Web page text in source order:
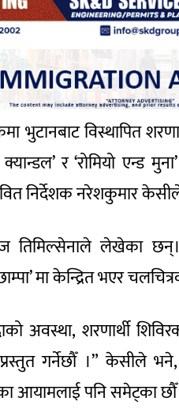
विस्थापित
र ‘रोमियो एन्ड
निर्देशक नरेशकुमार केसीले
तिमिल्सेनाले लेखेका
मा केन्द्रित भएर
अवस्था, शरणार्थी
प्रस्तुत गर्नेछौँ ।” केसीले
आयामलाई पनि समेट्का छौँ